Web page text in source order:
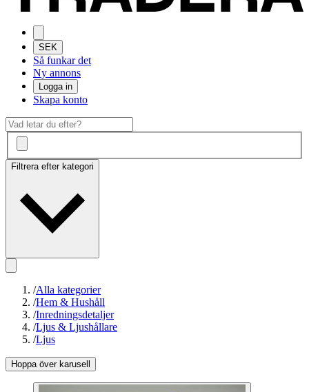
SEK
Så funkar det
Ny annons
Logga in
Skapa konto
Filtrera efter kategori
/Alla kategorier
/Hem & Hushåll
/Inredningsdetaljer
/Ljus & Ljushållare
/Ljus
Hoppa över karusell